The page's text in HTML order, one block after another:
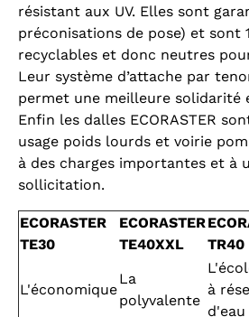
résistant aux UV. Elles sont
préconisations de pose) et sont
recyclables et donc neutres
Leur système d’attache par
permet une meilleure solidarité
Enfin les dalles ECORASTER
usage poids lourds et voirie
à des charges importantes et à
sollicitation.
ECORASTER
TE30
ECORASTER
TE40XXL
TR40
L'économique
La
polyvalente
à
d'eau